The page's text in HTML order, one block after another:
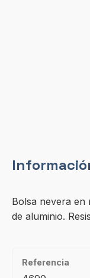
Bolsa nevera en
de aluminio.
Referencia